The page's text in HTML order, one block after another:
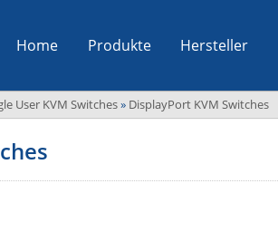
Home Produkte Hersteller
User KVM Switches» DisplayPort KVM Switches